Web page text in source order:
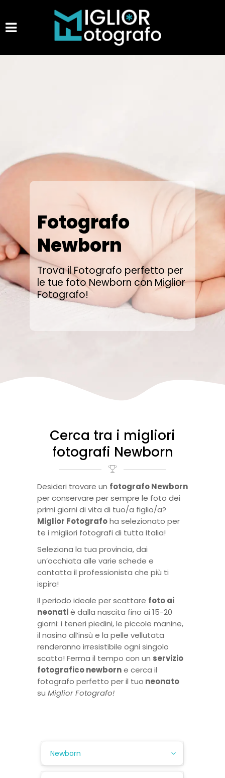
Fotografo
Newborn
Trova il Fotografo perfetto per
le tue foto Newborn con Miglior
Fotografo!
Cerca tra i migliori
fotografi Newborn
Desideri trovare un fotografo Newborn
per conservare per sempre le foto dei
primi giorni di vita di tuo/a figlio/a?
Miglior Fotografoha selezionato per
te i migliori fotografi di tutta Italia!
Seleziona la tua provincia, dai
un’occhiata alle varie schede e
contatta il professionista che più ti
ispira!
Il periodo ideale per scattare foto ai
neonatiè dalla nascita fino ai 15-20
giorni: i teneri piedini, le piccole manine,
il nasino all’insù e la pelle vellutata
renderanno irresistibile ogni singolo
scatto! Ferma il tempo con un servizio
fotografico newborne cerca il
fotografo perfetto per il tuo neonato
su Miglior Fotografo!
Newborn